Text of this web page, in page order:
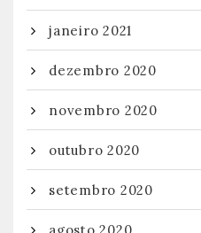
janeiro 2021
dezembro 2020
novembro 2020
outubro 2020
setembro 2020